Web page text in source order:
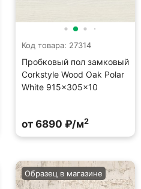
Код товара: 27314
Пробковый пол замковый
Corkstyle Wood Oak Polar
White 915×305×10
от 6890 ₽/м2
Образец в магазине